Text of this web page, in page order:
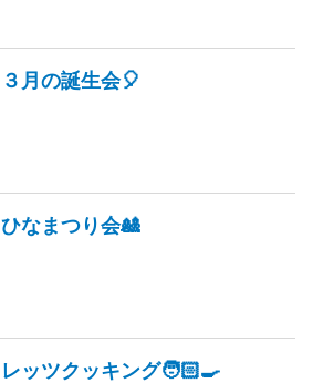
３月の誕生会🎈
ひなまつり会🎎
レッツクッキング🧑🏻‍🍳